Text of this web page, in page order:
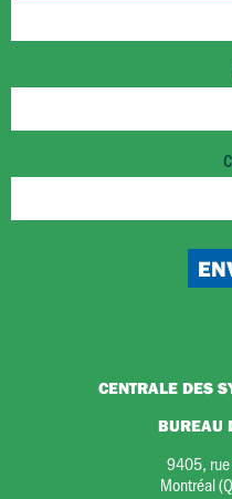
CENTRALE DES
BUREAU
9405, rue
Montréal